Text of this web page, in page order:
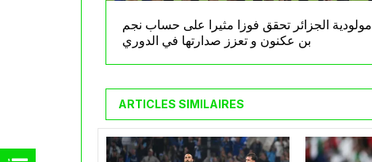
مولودية الجزائر تحقق فوزا مثيرا على حساب نجم
بن عكنون و تعزز صدارتها في الدوري
ARTICLES SIMILAIRES